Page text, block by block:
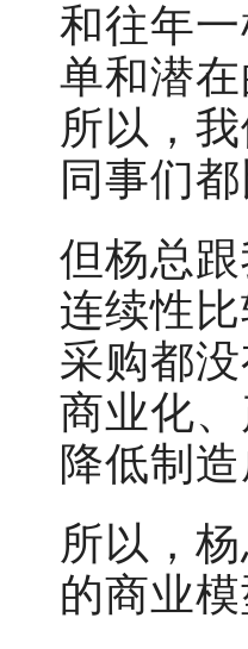
和往年
单和潜
所以，
同事们
但杨总
连续性
采购都
商业化
降低制造
所以，
的商业